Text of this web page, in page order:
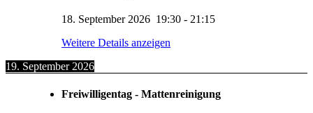
18. September 2026 19:30 - 21:15
Weitere Details anzeigen
19. September 2026
Freiwilligentag - Mattenreinigung